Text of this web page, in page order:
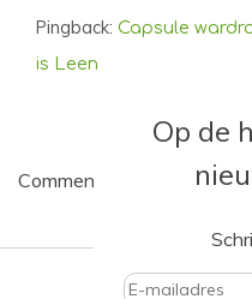
Pingback: Capsule
is Leen
Comments are closed.
Op de